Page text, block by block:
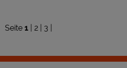
Seite 1 2 3